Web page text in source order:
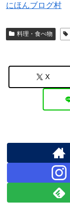
にほんブログ村
料理・食べ物
X